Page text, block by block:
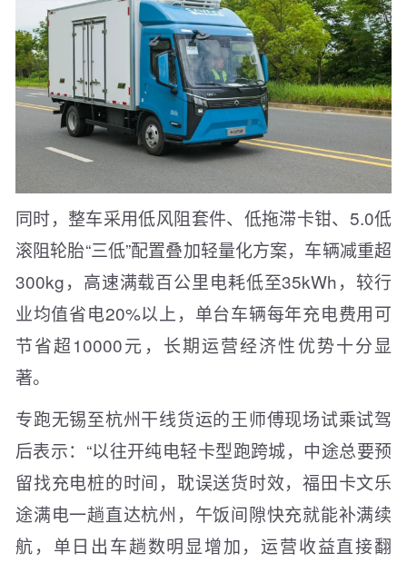
同时，整车采用低风阻套件、低拖滞卡钳、5.0低
滚阻轮胎“三低”配置叠加轻量化方案，车辆减重超
300kg，高速满载百公里电耗低至35kWh，较行
业均值省电20%以上，单台车辆每年充电费用可
节省超10000元，长期运营经济性优势十分显
著。
专跑无锡至杭州干线货运的王师傅现场试乘试驾
后表示：“以往开纯电轻卡型跑跨城，中途总要预
留找充电桩的时间，耽误送货时效，福田卡文乐
途满电一趟直达杭州，午饭间隙快充就能补满续
航，单日出车趟数明显增加，运营收益直接翻